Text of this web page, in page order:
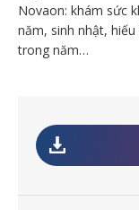
Novaon: khám sức
năm, sinh nhật,
trong năm…